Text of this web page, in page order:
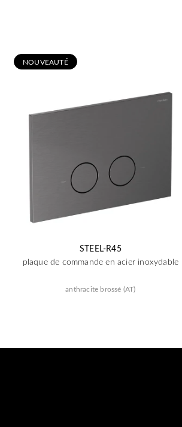
NOUVEAUTÉ
STEEL-R45
plaque de commande en acier inoxydable
anthracite brossé (AT)